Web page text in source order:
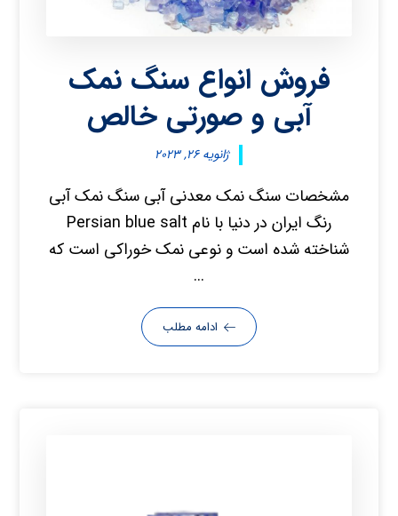
فروش انواع سنگ نمک
آبی و صورتی خالص
ژانویه ۲۶, ۲۰۲۳
مشخصات سنگ نمک معدنی آبی سنگ نمک آبی
رنگ ایران در دنیا با نام Persian blue salt
شناخته شده است و نوعی نمک خوراکی است که
...
ادامه مطلب